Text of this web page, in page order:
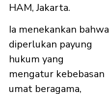
HAM, Jakarta.
Ia menekankan bahwa
diperlukan payung
hukum yang
mengatur kebebasan
umat beragama,